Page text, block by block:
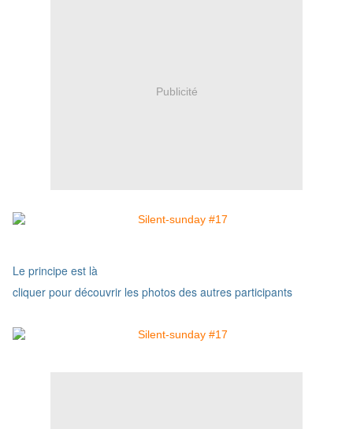
Publicité
Le principe est là
cliquer pour découvrir les photos des autres participants